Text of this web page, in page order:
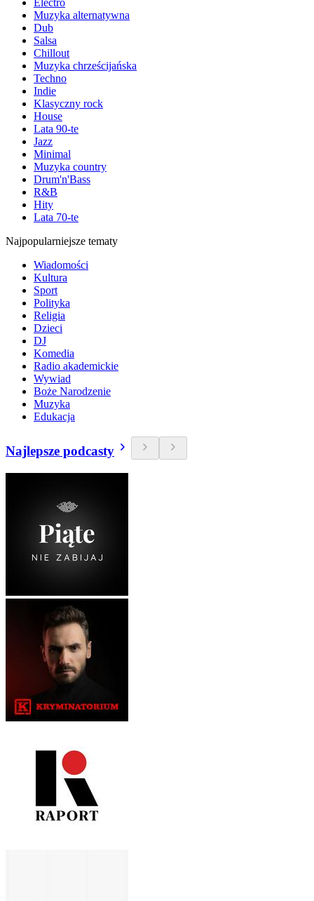
Electro
Muzyka alternatywna
Dub
Salsa
Chillout
Muzyka chrześcijańska
Techno
Indie
Klasyczny rock
House
Lata 90-te
Jazz
Minimal
Muzyka country
Drum'n'Bass
R&B
Hity
Lata 70-te
Najpopularniejsze tematy
Wiadomości
Kultura
Sport
Polityka
Religia
Dzieci
DJ
Komedia
Radio akademickie
Wywiad
Boże Narodzenie
Muzyka
Edukacja
Najlepsze podcasty